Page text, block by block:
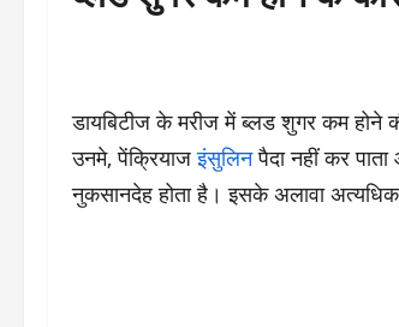
डायबिटीज के मरीज में ब्लड शुगर कम होने
उनमे, पेंक्रियाजइंसुलिनपैदा नहीं कर
नुकसानदेह होता है। इसके अलावा अत्यधिक